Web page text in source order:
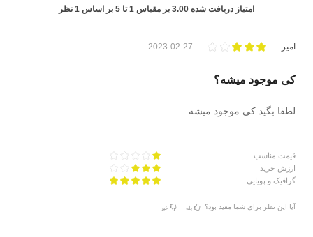
امتیاز دریافت شده 3.00 بر مقیاس 1تا 5 بر اساس 1 نظر
امیر 2023-02-27
کی موجود میشه؟
لطفا بگید کی موجود میشه
قیمت مناسب
ارزش خرید
گرافیک و پویایی
آیا این نظر برای شما مفید بود؟ بله خیر